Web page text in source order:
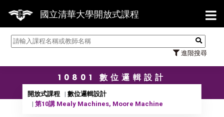
國立清華大學開放式課程
進階搜尋
【7/31】114學年度第
10801 數位邏輯設計
開放式課程
數位邏輯設計
第10講 Mealy Machines, Moore Machine